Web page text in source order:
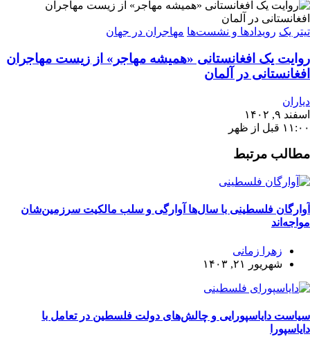
تیتر یک رویدادها و نشست‌ها مهاجران در جهان
روایت یک افغانستانی «همیشه مهاجر» از زیست مهاجران
افغانستانی در آلمان
دیاران
اسفند ۹, ۱۴۰۲
۱۱:۰۰ قبل از ظهر
مطالب مرتبط
آوارگان فلسطینی با سال‌ها آوارگی و سلب مالكيت سرزمين‌شان
مواجه‌اند
زهرا زمانی
شهریور ۲۱, ۱۴۰۳
سیاست دایاسپورایی و چالش‌های دولت فلسطین در تعامل با
دایاسپورا